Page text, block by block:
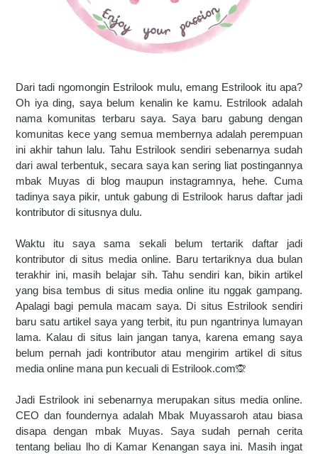
Dari tadi ngomongin Estrilook mulu, emang Estrilook itu apa?
Oh iya ding, saya belum kenalin ke kamu. Estrilook adalah
nama komunitas terbaru saya. Saya baru gabung dengan
komunitas kece yang semua membernya adalah perempuan
ini akhir tahun lalu. Tahu Estrilook sendiri sebenarnya sudah
dari awal terbentuk, secara saya kan sering liat postingannya
mbak Muyas di blog maupun instagramnya, hehe. Cuma
tadinya saya pikir, untuk gabung di Estrilook harus daftar jadi
kontributor di situsnya dulu.
Waktu itu saya sama sekali belum tertarik daftar jadi
kontributor di situs media online. Baru tertariknya dua bulan
terakhir ini, masih belajar sih. Tahu sendiri kan, bikin artikel
yang bisa tembus di situs media online itu nggak gampang.
Apalagi bagi pemula macam saya. Di situs Estrilook sendiri
baru satu artikel saya yang terbit, itu pun ngantrinya lumayan
lama. Kalau di situs lain jangan tanya, karena emang saya
belum pernah jadi kontributor atau mengirim artikel di situs
media online mana pun kecuali di Estrilook.com🙊
Jadi Estrilook ini sebenarnya merupakan situs media online.
CEO dan foundernya adalah Mbak Muyassaroh atau biasa
disapa dengan mbak Muyas. Saya sudah pernah cerita
tentang beliau lho di Kamar Kenangan saya ini. Masih ingat